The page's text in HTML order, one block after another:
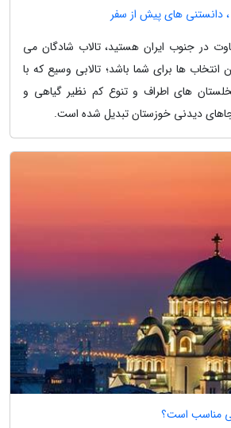
دانستنی های پیش از سفر
در جنوب ایران هستید، تالاب شادگان می
ها برای شما باشد؛ تالابی وسیع که با
های اطراف و تنوع کم نظیر گیاهی و
دیدنی خوزستان تبدیل شده است.
مناسب است؟